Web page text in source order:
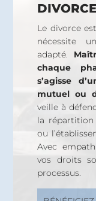
DIVORCE
Le divorce
nécessite
adapté.
chaque
s’agisse
mutuel ou
veille à
la répartition
ou
Avec
vos droits
processus.